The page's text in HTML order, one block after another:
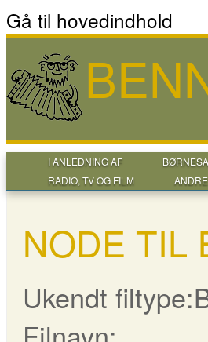
Gå til hovedindhold
I ANLEDNING AF
RADIO, TV OG FILM
NODE TIL
Ukendt